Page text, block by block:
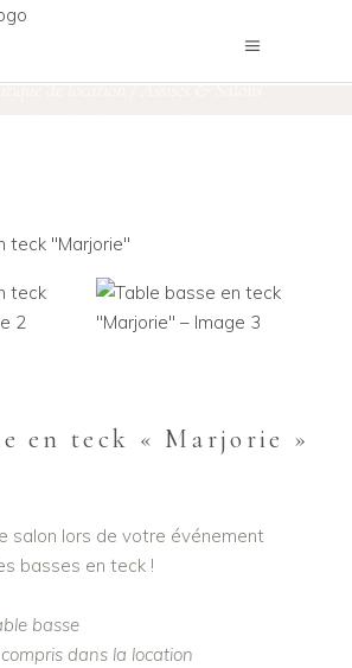
de location/Assises & Salons
,
en teck « Marjorie »
salon lors de votre événement
basses en teck !
basse
dans la location